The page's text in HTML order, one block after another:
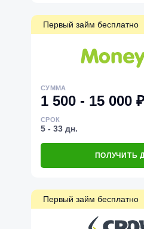
Первый займ бесплатно
СУММА
1 500 - 15 000 ₽
СРОК
5 - 33 дн.
ПОЛУЧИТЬ
Первый займ бесплатно